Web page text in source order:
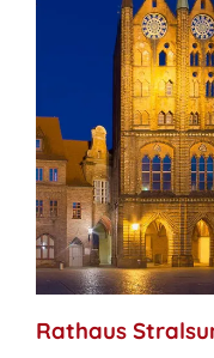
Rathaus